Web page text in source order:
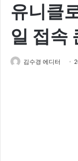
유니클
일 접속
김수경 에디터